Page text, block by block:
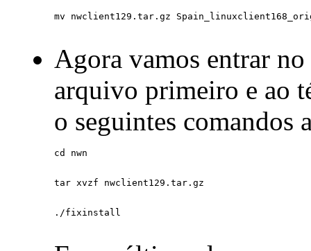
Agora vamos entrar
arquivo primeiro e ao
o seguintes comandos